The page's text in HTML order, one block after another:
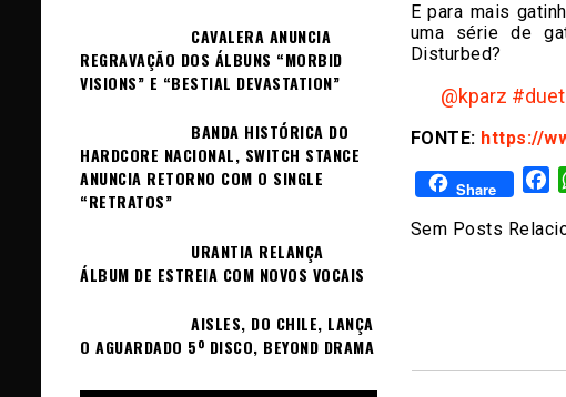
E para mais
uma série de
Disturbed?
@kparz #duet
FONTE: https://
Share
Sem Posts
CAVALERA ANUNCIA
REGRAVAÇÃO DOS ÁLBUNS “MORBID
VISIONS” E “BESTIAL DEVASTATION”
BANDA HISTÓRICA DO
HARDCORE NACIONAL, SWITCH STANCE
ANUNCIA RETORNO COM O SINGLE
“RETRATOS”
URANTIA RELANÇA
ÁLBUM DE ESTREIA COM NOVOS VOCAIS
AISLES, DO CHILE, LANÇA
O AGUARDADO 5º DISCO, BEYOND DRAMA